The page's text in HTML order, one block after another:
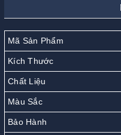
Mã Sản Phẩm
Kích Thước
Chất Liệu
Màu Sắc
Bảo Hành